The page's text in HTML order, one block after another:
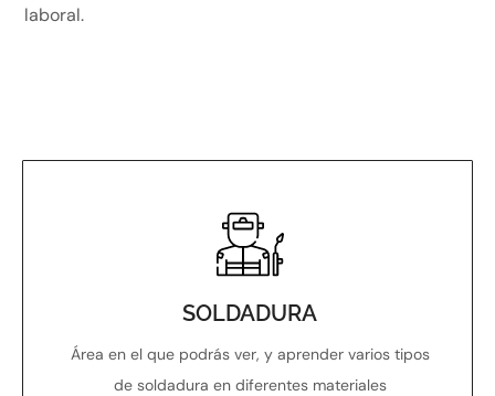
laboral.
SOLDADURA
Área en el que podrás ver, y aprender varios tipos
de soldadura en diferentes materiales